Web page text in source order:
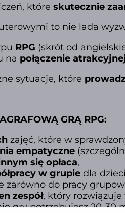
które skutecznie
to nie lada
RPG (skrót od
na połączenie
sytuacje, które
GRĄ RPG:
zajęć, które w
empatyczne
się opłaca,
w grupie dla dzieci
zarówno do pracy
zespół, który
gry potrzebujesz 20-30